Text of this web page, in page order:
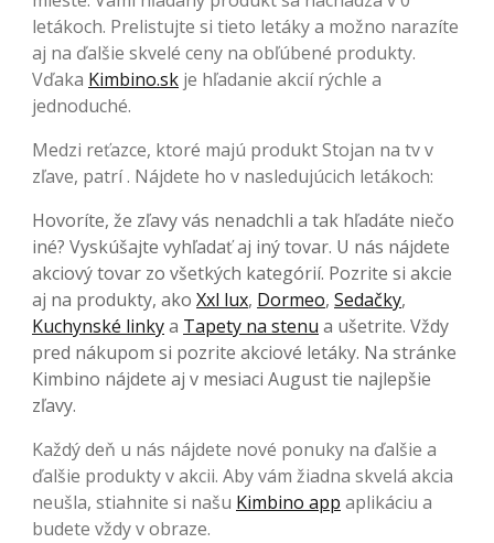
letákoch. Prelistujte si tieto letáky a možno narazíte
aj na ďalšie skvelé ceny na obľúbené produkty.
Vďaka Kimbino.sk je hľadanie akcií rýchle a
jednoduché.
Medzi reťazce, ktoré majú produkt Stojan na tv v
zľave, patrí . Nájdete ho v nasledujúcich letákoch:
Hovoríte, že zľavy vás nenadchli a tak hľadáte niečo
iné? Vyskúšajte vyhľadať aj iný tovar. U nás nájdete
akciový tovar zo všetkých kategórií. Pozrite si akcie
aj na produkty, ako Xxl lux, Dormeo, Sedačky,
Kuchynské linkya Tapety na stenu a ušetrite. Vždy
pred nákupom si pozrite akciové letáky. Na stránke
Kimbino nájdete aj v mesiaci August tie najlepšie
zľavy.
Každý deň u nás nájdete nové ponuky na ďalšie a
ďalšie produkty v akcii. Aby vám žiadna skvelá akcia
neušla, stiahnite si našu Kimbino app aplikáciu a
budete vždy v obraze.